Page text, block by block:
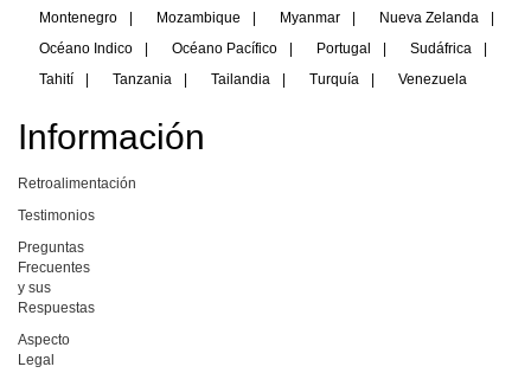
Montenegro
| Mozambique | Myanmar | Nueva Zelanda
|
Océano Indico
| Océano Pacífico | Portugal | Sudáfrica
|
Tahití
| Tanzania | Tailandia | Turquía | Venezuela
Información
Retroalimentación
Testimonios
Preguntas
Frecuentes
y sus
Respuestas
Aspecto
Legal